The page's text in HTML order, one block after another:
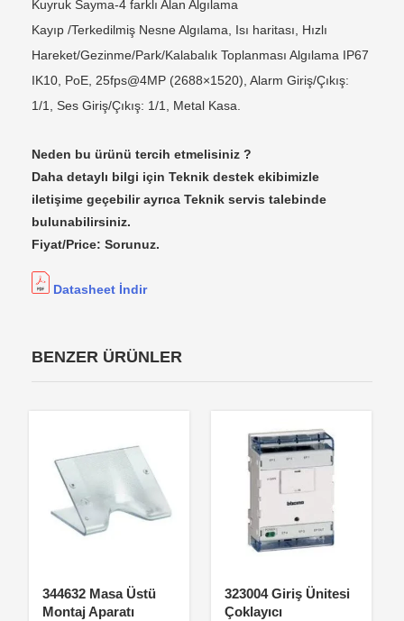
Kuyruk Sayma-4 farklı Alan Algılama
Kayıp /Terkedilmiş Nesne Algılama, Isı haritası, Hızlı
Hareket/Gezinme/Park/Kalabalık Toplanması Algılama IP67
IK10, PoE, 25fps@4MP (2688×1520), Alarm Giriş/Çıkış:
1/1, Ses Giriş/Çıkış: 1/1, Metal Kasa.
Neden bu ürünü tercih etmelisiniz ?
Daha detaylı bilgi için Teknik destek ekibimizle
iletişime geçebilir ayrıca Teknik servis talebinde
bulunabilirsiniz.
Fiyat/Price: Sorunuz.
Datasheet İndir
BENZER ÜRÜNLER
344632 Masa Üstü
Montaj Aparatı
323004 Giriş Ünitesi
Çoklayıcı